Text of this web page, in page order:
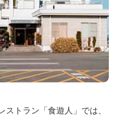
トラン「食遊人」では、